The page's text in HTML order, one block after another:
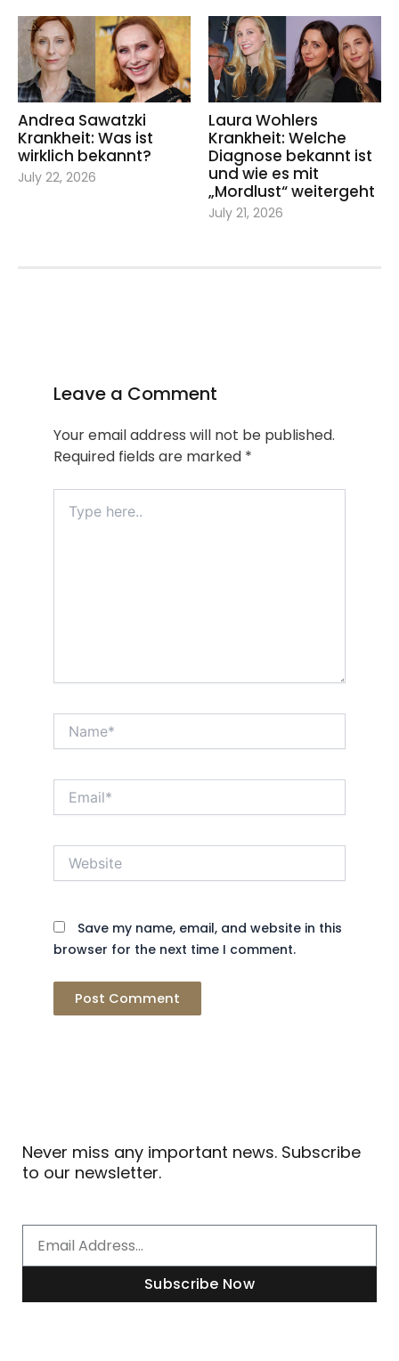
Andrea Sawatzki
Krankheit: Was ist
wirklich bekannt?
July 22, 2026
Laura Wohlers
Krankheit: Welche
Diagnose bekannt ist
und wie es mit
„Mordlust“ weitergeht
July 21, 2026
Leave a Comment
Your email address will not be published.
Required fields are marked *
here..
Save my name, email, and website in this
browser for the next time I comment.
Never miss any important news. Subscribe
to our newsletter.
Subscribe Now